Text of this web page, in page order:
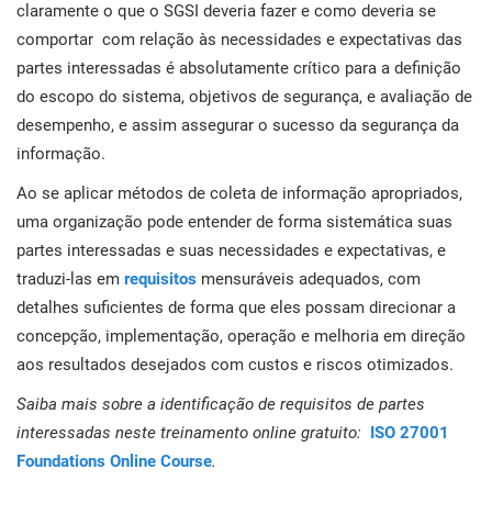
claramente o que o SGSI deveria fazer e como deveria se
comportar com relação às necessidades e expectativas das
partes interessadas é absolutamente crítico para a definição
do escopo do sistema, objetivos de segurança, e avaliação de
desempenho, e assim assegurar o sucesso da segurança da
informação.
Ao se aplicar métodos de coleta de informação apropriados,
uma organização pode entender de forma sistemática suas
partes interessadas e suas necessidades e expectativas, e
traduzi-las em requisitos mensuráveis adequados, com
detalhes suficientes de forma que eles possam direcionar a
concepção, implementação, operação e melhoria em direção
aos resultados desejados com custos e riscos otimizados.
Saiba mais sobre a identificação de requisitos de partes
interessadas neste treinamento online gratuito: ISO 27001
Foundations Online Course.